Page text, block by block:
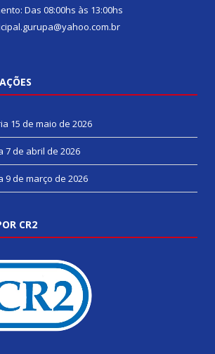
Das 08:00hs às 13:00hs
15 de maio de 2026
7 de abril de 2026
9 de março de 2026
CR2